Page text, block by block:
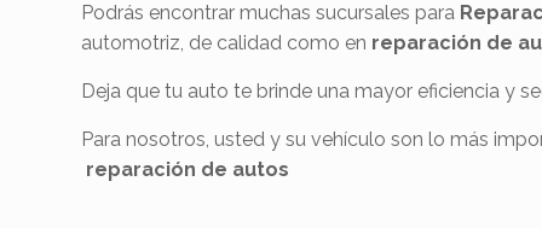
Podrás encontrar muchas sucursales para
automotriz, de calidad como en reparación de
Deja que tu auto te brinde una mayor eficiencia y
Para nosotros, usted y su vehículo son lo más
reparación de autos